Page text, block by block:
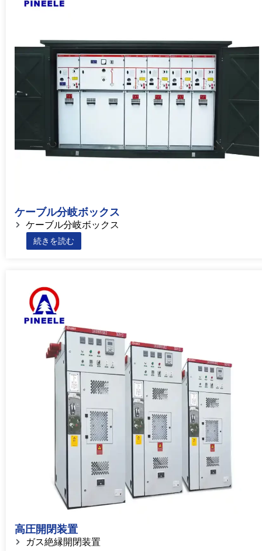
ケーブル分岐ボックス
ケーブル分岐ボックス
続きを読む
高圧開閉装置
ガス絶縁開閉装置